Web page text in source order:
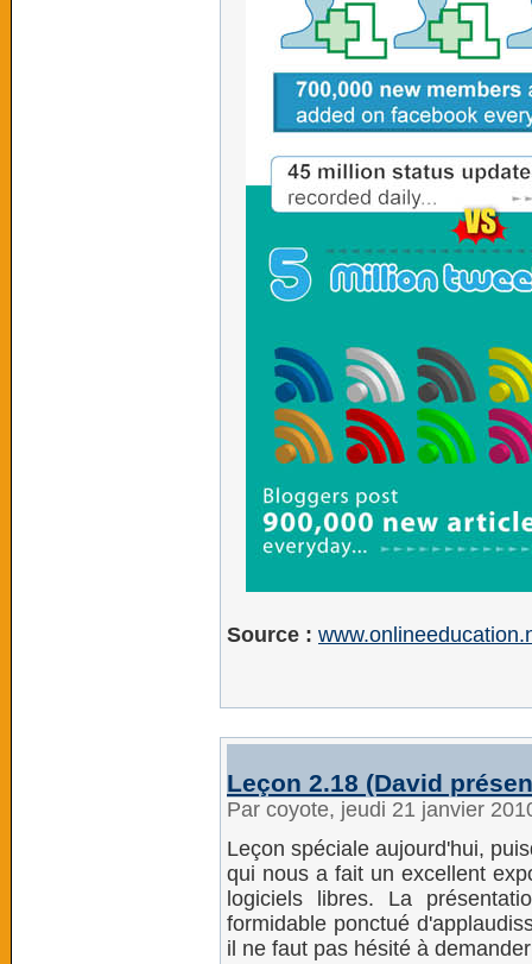
Source :
Leçon 2.18 (David
Par coyote, jeudi 21 janvier
Leçon spéciale aujourd'hui,
qui nous a fait un excellent
logiciels libres. La
formidable ponctué
il ne faut pas hésité à